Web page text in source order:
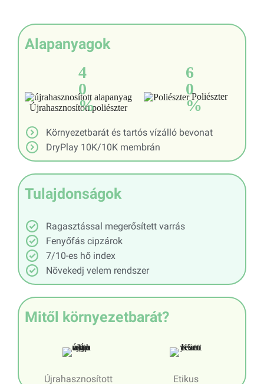
Alapanyagok
4
0
%
Újrahasznosított poliészter
6
0
%
Poliészter
Környezetbarát és tartós vízálló bevonat
DryPlay 10K/10K membrán
Tulajdonságok
Ragasztással megerősített varrás
Fenyőfás cipzárok
7/10-es hő index
Növekedj velem rendszer
Mitől környezetbarát?
Újrahasznosított Etikus